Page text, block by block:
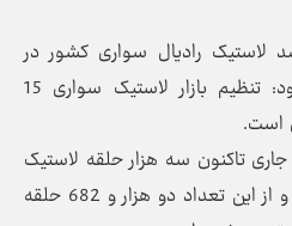
با بیان اینکه 25 درصد لاستیک رادیال سواری کشور در
کردستان تولید می‌شود، افزود: تنظیم بازار لاستیک سواری 15
است.
تاکنون سه هزار حلقه لاستیک
سنگین ایرانی در استان جذب و از این تعداد دو هزار و 682 حلقه